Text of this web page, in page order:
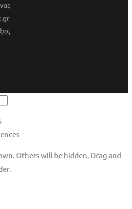
Others will be hidden. Drag and